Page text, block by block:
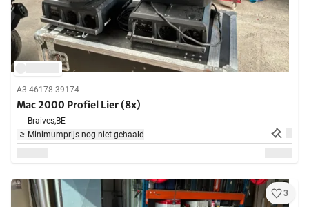
A3-46178-39174
Mac 2000 Profiel Lier (8x)
Braives,BE
Minimumprijs nog niet gehaald
3